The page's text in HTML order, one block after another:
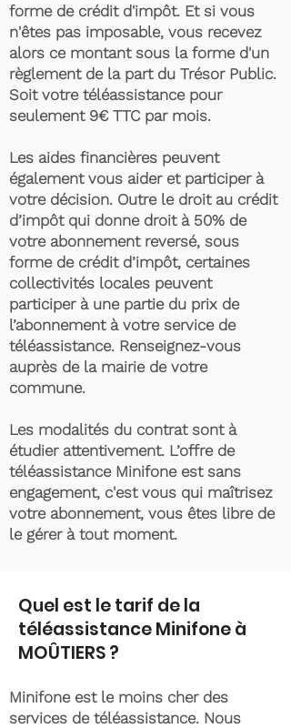
forme de crédit d'impôt. Et si vous
n'êtes pas imposable, vous recevez
alors ce montant sous la forme d'un
règlement de la part du Trésor Public.
Soit votre téléassistance pour
seulement 9€ TTC par mois.
Les aides financières peuvent
également vous aider et participer à
votre décision. Outre le droit au crédit
d’impôt qui donne droit à 50% de
votre abonnement reversé, sous
forme de crédit d’impôt, certaines
collectivités locales peuvent
participer à une partie du prix de
l’abonnement à votre service de
téléassistance. Renseignez-vous
auprès de la mairie de votre
commune.
Les modalités du contrat sont à
étudier attentivement. L’offre de
téléassistance Minifone est sans
engagement, c'est vous qui maîtrisez
votre abonnement, vous êtes libre de
le gérer à tout moment.
Quel est le tarif de la
téléassistance Minifone à
MOÛTIERS ?
Minifone est le moins cher des
services de téléassistance. Nous